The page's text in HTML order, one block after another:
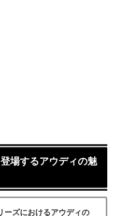
場するアウディの魅
ーズにおけるアウディの